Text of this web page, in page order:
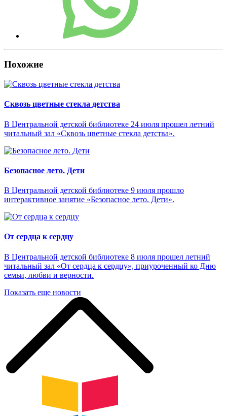
Похожие
Сквозь цветные стекла детства
В Центральной детской библиотеке 24 июля прошел летний
читальный зал «Сквозь цветные стекла детства».
Безопасное лето. Дети
В Центральной детской библиотеке 9 июля прошло
интерактивное занятие «Безопасное лето. Дети».
От сердца к сердцу
В Центральной детской библиотеке 8 июля прошел летний
читальный зал «От сердца к сердцу», приуроченный ко Дню
семьи, любви и верности.
Показать еще новости